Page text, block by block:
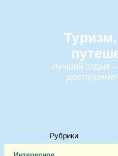
Лучший отдых
Рубрики